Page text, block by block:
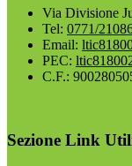
Via Divisione
Tel: 0771/
Email:
PEC:
C.F.:
Sezione Link